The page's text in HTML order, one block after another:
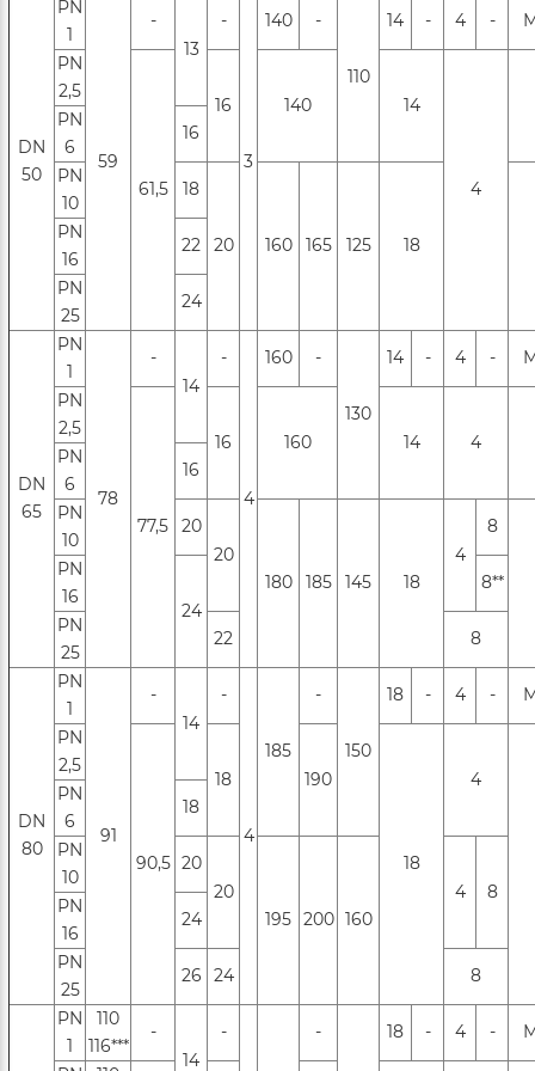
DN
50
PN
1
59
-
13
-
3
140 -
110
14 - 4 -
PN
2,5
61,5
16 140 14
4
PN
6
16
РN
10
18
20 160 165 125 18
РN
16
22
PN
25
24
DN
65
PN
1
78
-
14
-
4
160 -
130
14 - 4 -
PN
2,5
77,5
16 160 14 4
PN
6
16
РN
10
20
20
180
185 145 18
4
8
РN
16
24
8**
PN
25
22 8
DN
80
PN
1
91
-
14
-
4
185
-
150
18 - 4 -
PN
2,5
90,5
18 190
18
4
РN
6
18
PN
10
20
20
195 200 160
4 8
РN
16
24
PN
25
26 24
8
PN
1
110
116***
-
14
- - 18 - 4 -